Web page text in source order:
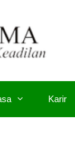
Karir